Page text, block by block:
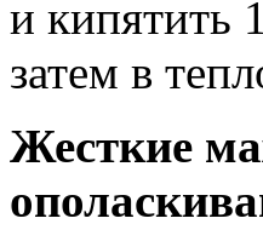
и кипятить
затем в
Жесткие